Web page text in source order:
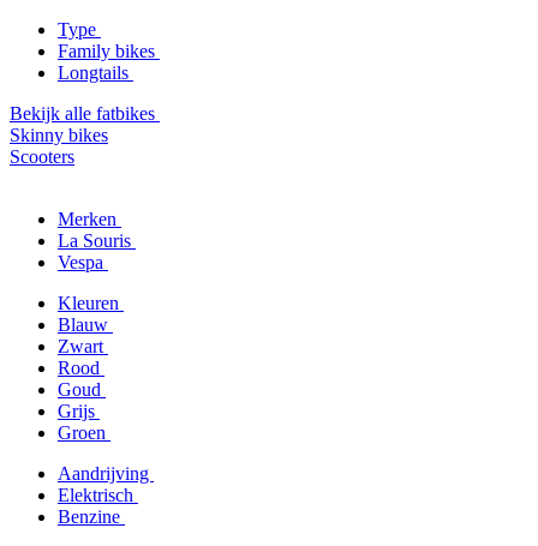
Type
Family bikes
Longtails
Bekijk alle fatbikes
Skinny bikes
Scooters
Merken
La Souris
Vespa
Kleuren
Blauw
Zwart
Rood
Goud
Grijs
Groen
Aandrijving
Elektrisch
Benzine